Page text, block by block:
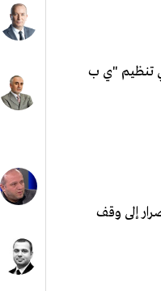
تنظيم "ي ب
إلى وقف